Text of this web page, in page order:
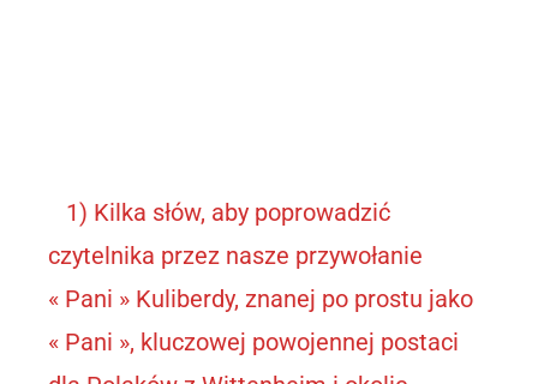
1) Kilka słów, aby poprowadzić
czytelnika przez nasze przywołanie
« Pani » Kuliberdy, znanej po prostu jako
« Pani », kluczowej powojennej postaci